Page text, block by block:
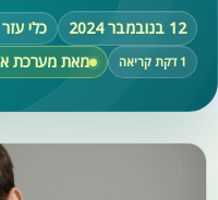
12 בנובמבר 2024 כלי
1 דקת קריאה מאת מערכת